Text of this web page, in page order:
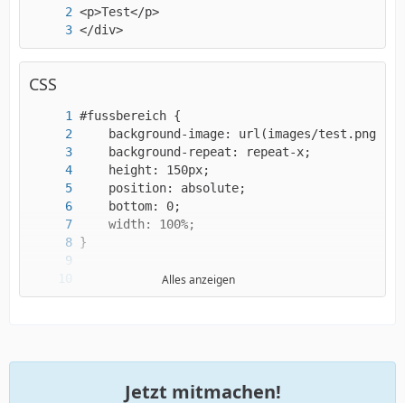
</div>
CSS
Alles anzeigen
Jetzt mitmachen!